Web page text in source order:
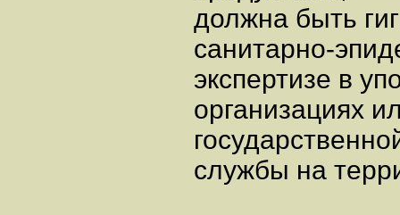
должна быть
санитарно-
экспертизе в
организациях
службы на